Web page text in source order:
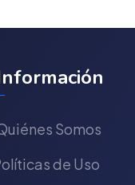
Somos
de Uso